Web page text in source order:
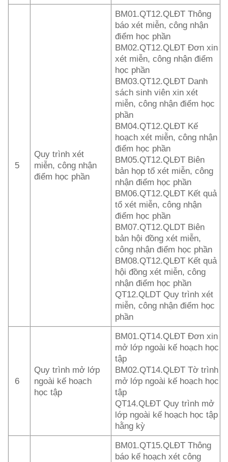
5
Quy trình xét
miễn, công nhận
điểm học phần
BM01.QT12.QLĐT Thông
báo xét miễn, công nhận
điểm học phần
BM02.QT12.QLĐT Đơn xin
xét miễn, công nhận điểm
học phần
BM03.QT12.QLĐT Danh
sách sinh viên xin xét
miễn, công nhận điểm học
phần
BM04.QT12.QLĐT Kế
hoạch xét miễn, công nhận
điểm học phần
BM05.QT12.QLĐT Biên
bản họp tổ xét miễn, công
nhận điểm học phần
BM06.QT12.QLĐT Kết quả
tổ xét miễn, công nhận
điểm học phần
BM07.QT12.QLDT Biên
bản hội đồng xét miễn,
công nhận điểm học phần
BM08.QT12.QLĐT Kết quả
hội đồng xét miễn, công
nhận điểm học phần
QT12.QLDT Quy trình xét
miễn, công nhận điểm học
phần
6
Quy trình mở lớp
ngoài kế hoạch
học tập
BM01.QT14.QLĐT Đơn xin
mở lớp ngoài kế hoạch học
tập
BM02.QT14.QLĐT Tờ trình
mở lớp ngoài kế hoạch học
tập
QT14.QLĐT Quy trình mở
lớp ngoài kế hoạch học tập
hằng kỳ
BM01.QT15.QLĐT Thông
báo kế hoạch xét công